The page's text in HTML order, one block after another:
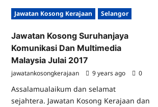
Jawatan Kosong Kerajaan Selangor
Jawatan Kosong Suruhanjaya
Komunikasi Dan Multimedia
Malaysia Julai 2017
jawatankosongkerajaan 9 years ago 0
Assalamualaikum dan selamat
sejahtera. Jawatan Kosong Kerajaan dan